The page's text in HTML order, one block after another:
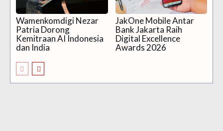
Wamenkomdigi Nezar
Patria Dorong
Kemitraan AI Indonesia
dan India
JakOne Mobile Antar
Bank Jakarta Raih
Digital Excellence
Awards 2026